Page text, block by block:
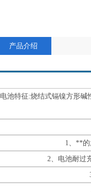
产品介绍
电池特征:烧结式镉镍方形
1、**的
2、电池耐过